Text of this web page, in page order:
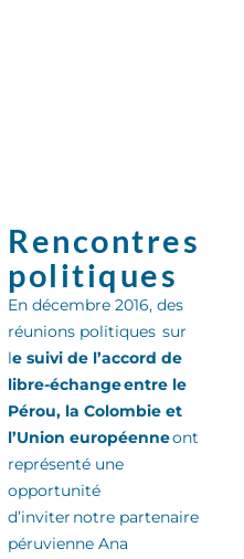
Rencontres
politiques
En décembre 2016, des
réunions politiques sur
le suivi de l’accord de
libre-échange entre le
Pérou, la Colombie et
l’Union européenneont
représenté une
opportunité
d’inviter notre partenaire
péruvienne Ana